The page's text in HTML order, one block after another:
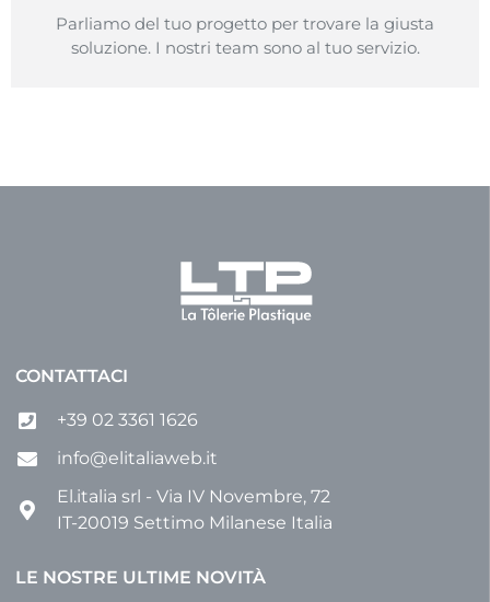
Parliamo del tuo progetto per trovare la giusta
soluzione. I nostri team sono al tuo servizio.
CONTATTACI
+39 02 3361 1626
info@elitaliaweb.it
El.italia srl - Via IV Novembre, 72
IT-20019 Settimo Milanese Italia
LE NOSTRE ULTIME NOVITÀ